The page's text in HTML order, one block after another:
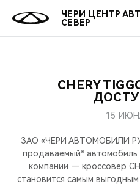
ЧЕРИ ЦЕНТР
СЕВЕР
КРОССОВЕРЫ
КРЕДИТ И СТРАХОВАНИЕ
ЗАПЧАСТИ И АКСЕССУАРЫ
ПОДДЕРЖКА
МИР
О БРЕНДЕ
CHERY В СОЦСЕТЯХ
ОНЛАЙН
КРЕДИТ
О
МЫ В СОЦСЕТЯХ
CHERY
15
ЗАО «ЧЕРИ АВТОМОБИЛИ
продаваемый* автомобиль
компании — кроссовер
становится самым